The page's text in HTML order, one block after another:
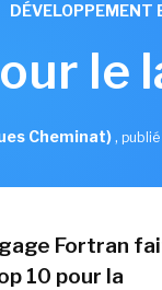
DÉVELOPPEMENT
le
Cheminat),
Fortran
10 pour la